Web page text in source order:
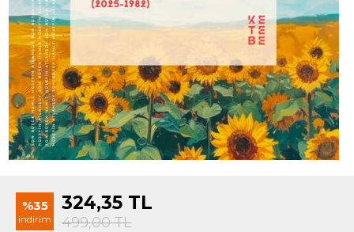
%35
indirim
324,35 TL
499,00TL